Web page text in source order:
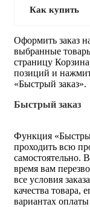
Как купить
Оформить заказ
выбранные
страницу
позиций и
«Быстрый заказ».
Быстрый заказ
Функция
проходить всю
самостоятельно.
время вам
все условия
качества товара,
вариантах